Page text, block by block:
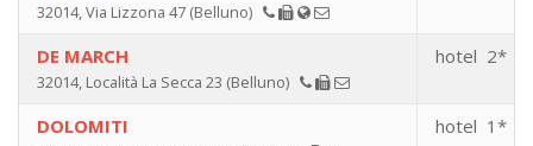
32014, Via Lizzona 47 (Belluno)
DE MARCH
32014, Località La Secca 23 (Belluno)
hotel 2*
DOLOMITI hotel 1*